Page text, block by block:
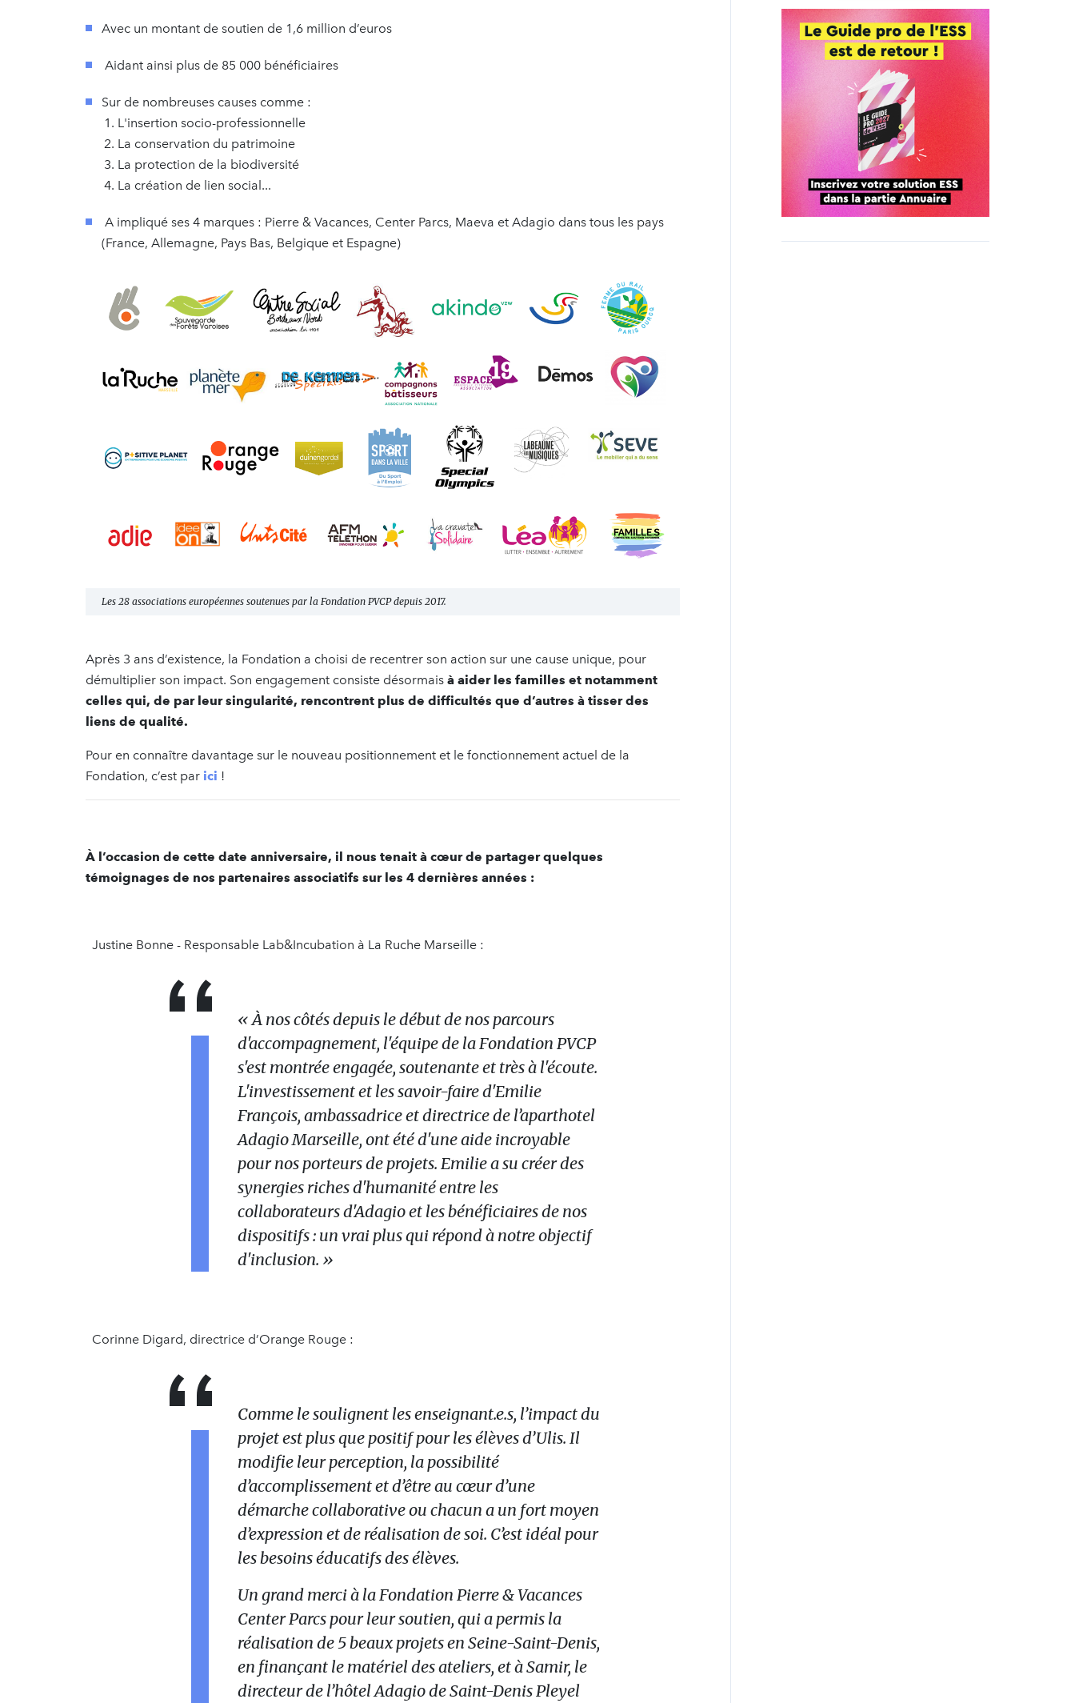
Avec un montant de soutien de 1,6 million d’euros
Aidant ainsi plus de 85 000 bénéficiaires
Sur de nombreuses causes comme :
L'insertion socio-professionnelle
La conservation du patrimoine
La protection de la biodiversité
La création de lien social...
A impliqué ses 4 marques : Pierre & Vacances, Center Parcs, Maeva et Adagio dans tous les pays
(France, Allemagne, Pays Bas, Belgique et Espagne)
Les 28 associations européennes soutenues par la Fondation PVCP depuis 2017.
Après 3 ans d’existence, la Fondation a choisi de recentrer son action sur une cause unique, pour
démultiplier son impact. Son engagement consiste désormais à aider les familles et notamment
celles qui, de par leur singularité, rencontrent plus de difficultés que d’autres à tisser des
liens de qualité.
Pour en connaître davantage sur le nouveau positionnement et le fonctionnement actuel de la
Fondation, c’est par ici !
À l’occasion de cette date anniversaire, il nous tenait à cœur de partager quelques
témoignages de nos partenaires associatifs sur les 4 dernières années :
Justine Bonne - Responsable Lab&Incubation à La Ruche Marseille :
« À nos côtés depuis le début de nos parcours
d'accompagnement, l'équipe de la Fondation PVCP
s'est montrée engagée, soutenante et très à l'écoute.
L'investissement et les savoir-faire d'Emilie
François, ambassadrice et directrice de l’aparthotel
Adagio Marseille, ont été d'une aide incroyable
pour nos porteurs de projets. Emilie a su créer des
synergies riches d'humanité entre les
collaborateurs d'Adagio et les bénéficiaires de nos
dispositifs : un vrai plus qui répond à notre objectif
d'inclusion. »
Corinne Digard, directrice d’Orange Rouge :
Comme le soulignent les enseignant.e.s, l’impact du
projet est plus que positif pour les élèves d’Ulis. Il
modifie leur perception, la possibilité
d’accomplissement et d’être au cœur d’une
démarche collaborative ou chacun a un fort moyen
d’expression et de réalisation de soi. C’est idéal pour
les besoins éducatifs des élèves.
Un grand merci à la Fondation Pierre & Vacances
Center Parcs pour leur soutien, qui a permis la
réalisation de 5 beaux projets en Seine-Saint-Denis,
en finançant le matériel des ateliers, et à Samir, le
directeur de l’hôtel Adagio de Saint-Denis Pleyel